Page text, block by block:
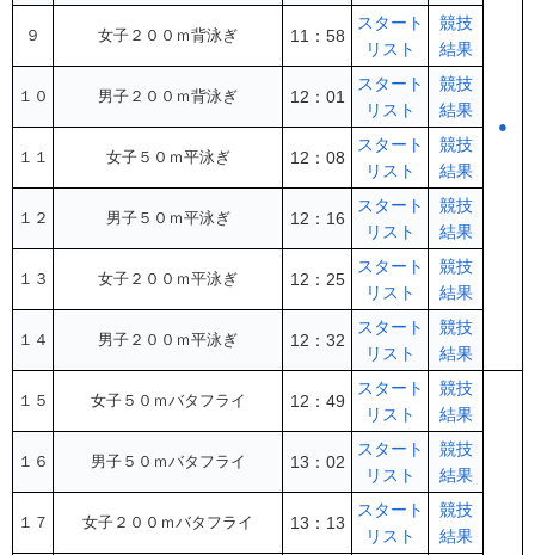
●
９ 女子２００ｍ背泳ぎ 11：58
スタート
リスト
競技
結果
１０ 男子２００ｍ背泳ぎ 12：01
スタート
リスト
競技
結果
１１ 女子５０ｍ平泳ぎ 12：08
スタート
リスト
競技
結果
１２ 男子５０ｍ平泳ぎ 12：16
スタート
リスト
競技
結果
１３ 女子２００ｍ平泳ぎ 12：25
スタート
リスト
競技
結果
１４ 男子２００ｍ平泳ぎ 12：32
スタート
リスト
競技
結果
１５ 女子５０ｍバタフライ 12：49
スタート
リスト
競技
結果
１６ 男子５０ｍバタフライ 13：02
スタート
リスト
競技
結果
１７ 女子２００ｍバタフライ 13：13
スタート
リスト
競技
結果